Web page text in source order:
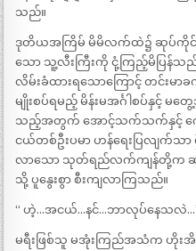
သည်။
ဒုတိယအကြိမ် မိမိလက်ထဲ၌ ဆုပ်ကိုင်ညှစ်
သော သူ့လီးကြီးကို ငုံ့ကြည့်မိပြန်သည်
လိမ်းခံထားရသောကြောင့် တင်း
မျိုးစပ်ရမည့် မိန်းမအင်္ဂါစပ်နှင့် မ
သည့်အတွက် အောင့်သက်သက်နှင့် ကျေ
ငယ်တစ်ဦးပမာ ဟန်ရေးပြလျက်သ
လာသော သုတ်ရည်လက်ကျန်တို့က ဆုပ်ကို
သို့ ပူနွေးစွာ စီးကျလာကြသည်။
“ ဟဲ့…အငယ်…နင်…ဘာလုပ်နေသလဲ
မရီးဖြစ်သူ မအုံးကြည်အသံက ဟိုးအိမ်